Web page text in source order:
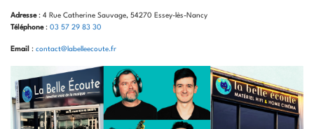
Adresse: 4 Rue Catherine Sauvage, 54270 Essey-lès-Nancy
Téléphone: 03 57 29 83 30
Email : contact@labelleecoute.fr